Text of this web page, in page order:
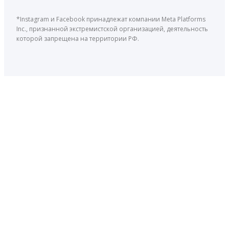
*Instagram и Facebook принадлежат компании Meta Platforms
Inc., признанной экстремистской организацией, деятельность
которой запрещена на территории РФ.